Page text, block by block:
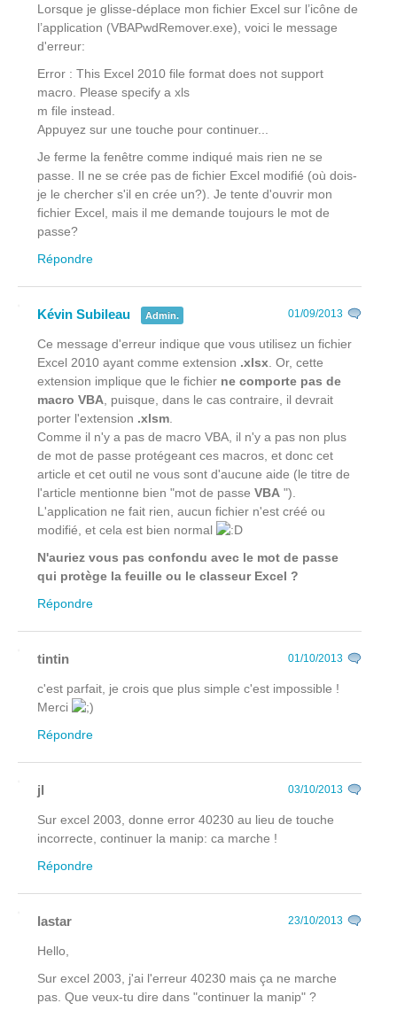
Lorsque je glisse-déplace mon fichier Excel sur l’icône de
l’application (VBAPwdRemover.exe), voici le message
d'erreur:
Error : This Excel 2010 file format does not support
macro. Please specify a xls
m file instead.
Appuyez sur une touche pour continuer...
Je ferme la fenêtre comme indiqué mais rien ne se
passe. Il ne se crée pas de fichier Excel modifié (où dois-
je le chercher s'il en crée un?). Je tente d'ouvrir mon
fichier Excel, mais il me demande toujours le mot de
passe?
Répondre
Kévin Subileau Admin. 01/09/2013
Ce message d'erreur indique que vous utilisez un fichier
Excel 2010 ayant comme extension .xlsx . Or, cette
extension implique que le fichier ne comporte pas de
macro VBA , puisque, dans le cas contraire, il devrait
porter l'extension .xlsm
Comme il n'y a pas de macro VBA, il n'y a pas non plus
de mot de passe protégeant ces macros, et donc cet
article et cet outil ne vous sont d'aucune aide (le titre de
l'article mentionne bien "mot de passe VBA ").
L'application ne fait rien, aucun fichier n'est créé ou
modifié, et cela est bien normal
N'auriez vous pas confondu avec le mot de passe
qui protège la feuille ou le classeur Excel ?
Répondre
tintin 01/10/2013
c'est parfait, je crois que plus simple c'est impossible !
Merci
Répondre
jl 03/10/2013
Sur excel 2003, donne error 40230 au lieu de touche
incorrecte, continuer la manip: ca marche !
Répondre
lastar 23/10/2013
Hello,
Sur excel 2003, j'ai l'erreur 40230 mais ça ne marche
pas. Que veux-tu dire dans "continuer la manip" ?